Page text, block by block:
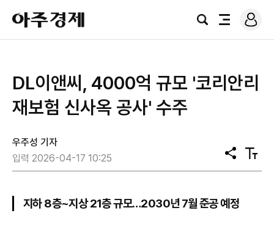
아
주
경
검
전
로
그
DL이앤씨, 4000억 규모 '코리안리
재보험 신사옥 공사' 수주
우주성 기자
입력 2026-04-17 10:25
공
유
텍
스
지하 8층~지상 21층 규모…2030년 7월 준공 예정